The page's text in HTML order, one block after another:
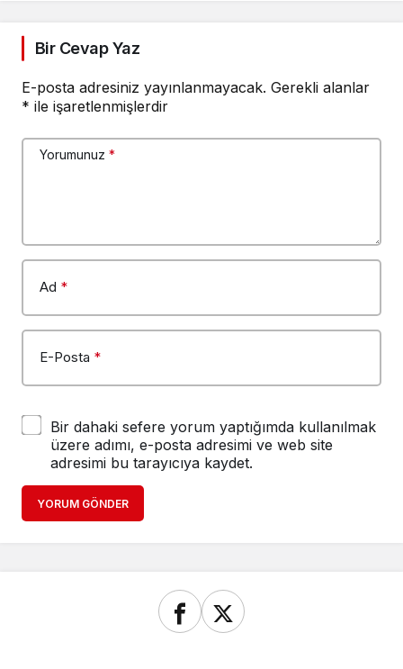
Bir Cevap Yaz
E-posta adresiniz yayınlanmayacak. Gerekli alanlar
* ile işaretlenmişlerdir
Yorumunuz *
Ad *
E-Posta *
Bir dahaki sefere yorum yaptığımda kullanılmak
üzere adımı, e-posta adresimi ve web site
adresimi bu tarayıcıya kaydet.
YORUM GÖNDER